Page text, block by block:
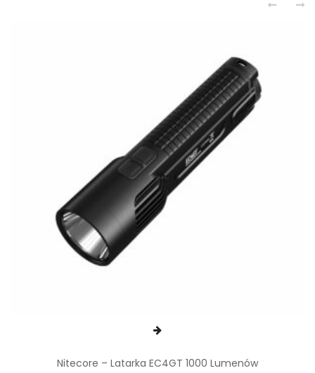
Nitecore – Latarka EC4GT 1000 Lumenów